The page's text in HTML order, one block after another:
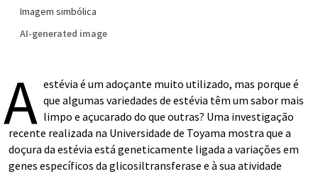
Imagem simbólica
AI-generated image
A estévia é um adoçante muito utilizado, mas porque é
que algumas variedades de estévia têm um sabor mais
limpo e açucarado do que outras? Uma investigação
recente realizada na Universidade de Toyama mostra que a
doçura da estévia está geneticamente ligada a variações em
genes específicos da glicosiltransferase e à sua atividade